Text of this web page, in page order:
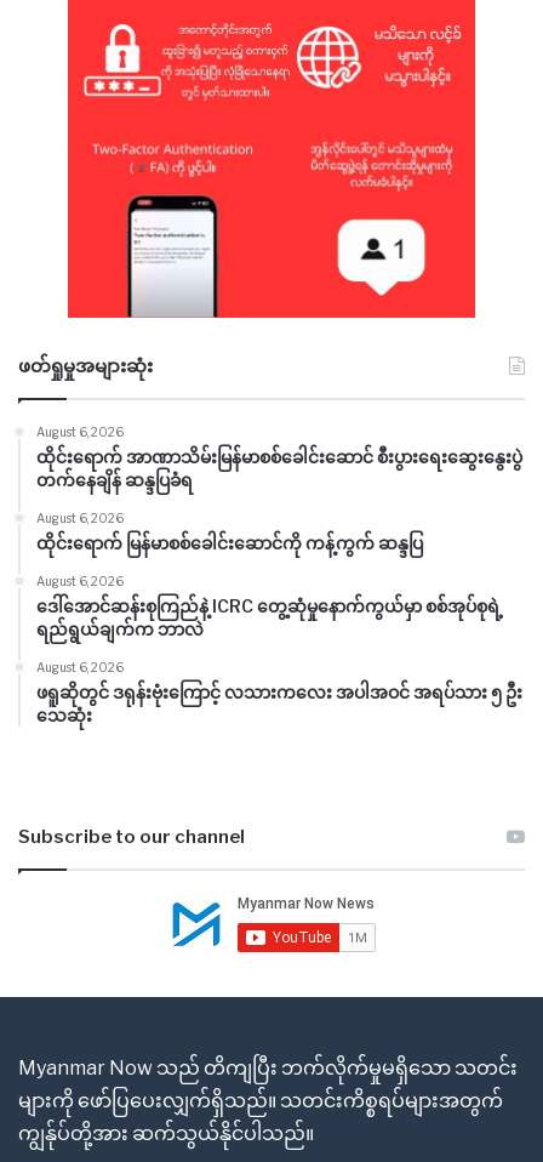
ဖတ်ရှုမှုအများဆုံး
August 6, 2026
ထိုင်းရောက် အာဏာသိမ်းမြန်မာစစ်ခေါင်းဆောင် စီးပွားရေးဆွေးနွေးပွဲ
တက်နေချိန် ဆန္ဒပြခံရ
August 6, 2026
ထိုင်းရောက် မြန်မာစစ်ခေါင်းဆောင်ကို ကန့်ကွက် ဆန္ဒပြ
August 6, 2026
ဒေါ်အောင်ဆန်းစုကြည်နဲ့ ICRC တွေ့ဆုံမှုနောက်ကွယ်မှာ စစ်အုပ်စုရဲ့
ရည်ရွယ်ချက်က ဘာလဲ
August 6, 2026
ဖရူဆိုတွင် ဒရုန်းဗုံးကြောင့် လသားကလေး အပါအဝင် အရပ်သား ၅ ဦး
သေဆုံး
Subscribe to our channel
Myanmar Now သည် တိကျပြီး ဘက်လိုက်မှုမရှိသော သတင်း
များကို ဖော်ပြပေးလျှက်ရှိသည်။ သတင်းကိစ္စရပ်များအတွက်
ကျွန်ုပ်တို့အား ဆက်သွယ်နိုင်ပါသည်။